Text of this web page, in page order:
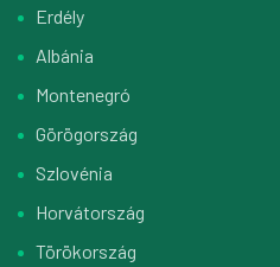
Erdély
Albánia
Montenegró
Görögország
Szlovénia
Horvátország
Törökország